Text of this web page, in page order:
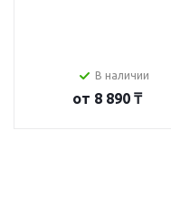
В наличии
от 8 890 ₸